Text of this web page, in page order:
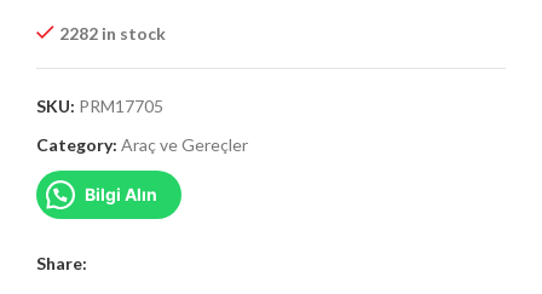
2282 in stock
SKU: PRM17705
Category: Araç ve Gereçler
Bilgi Alın
Share: